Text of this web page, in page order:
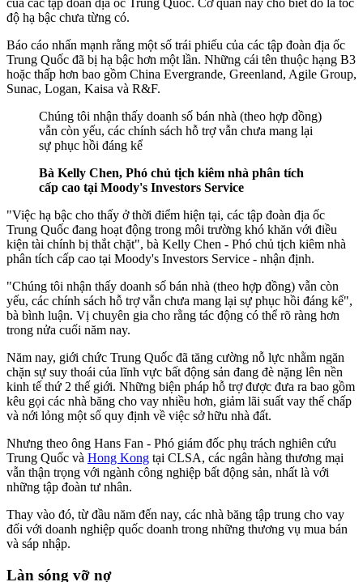
của các tập đoàn địa ốc Trung Quốc. Cơ quan này cho biết đó là tốc
độ hạ bậc chưa từng có.
Báo cáo nhấn mạnh rằng một số trái phiếu của các tập đoàn địa ốc
Trung Quốc đã bị hạ bậc hơn một lần. Những cái tên thuộc hạng B3
hoặc thấp hơn bao gồm China Evergrande, Greenland, Agile Group,
Sunac, Logan, Kaisa và R&F.
Chúng tôi nhận thấy doanh số bán nhà (theo hợp đồng)
vẫn còn yếu, các chính sách hỗ trợ vẫn chưa mang lại
sự phục hồi đáng kể
Bà Kelly Chen, Phó chủ tịch kiêm nhà phân tích
cấp cao tại Moody's Investors Service
"Việc hạ bậc cho thấy ở thời điểm hiện tại, các tập đoàn địa ốc
Trung Quốc đang hoạt động trong môi trường khó khăn với điều
kiện tài chính bị thắt chặt", bà Kelly Chen - Phó chủ tịch kiêm nhà
phân tích cấp cao tại Moody's Investors Service - nhận định.
"Chúng tôi nhận thấy doanh số bán nhà (theo hợp đồng) vẫn còn
yếu, các chính sách hỗ trợ vẫn chưa mang lại sự phục hồi đáng kể",
bà bình luận. Vị chuyên gia cho rằng tác động có thể rõ ràng hơn
trong nửa cuối năm nay.
Năm nay, giới chức Trung Quốc đã tăng cường nỗ lực nhằm ngăn
chặn sự suy thoái của lĩnh vực bất động sản đang đè nặng lên nền
kinh tế thứ 2 thế giới. Những biện pháp hỗ trợ được đưa ra bao gồm
kêu gọi các nhà băng cho vay nhiều hơn, giảm lãi suất vay thế chấp
và nới lỏng một số quy định về việc sở hữu nhà đất.
Nhưng theo ông Hans Fan - Phó giám đốc phụ trách nghiên cứu
Trung Quốc và Hong Kong tại CLSA, các ngân hàng thương mại
vẫn thận trọng với ngành công nghiệp bất động sản, nhất là với
những tập đoàn tư nhân.
Thay vào đó, từ đầu năm đến nay, các nhà băng tập trung cho vay
đối với doanh nghiệp quốc doanh trong những thương vụ mua bán
và sáp nhập.
Làn sóng vỡ nợ